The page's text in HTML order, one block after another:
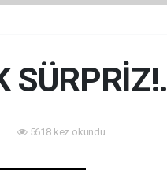
5618 kez okundu.